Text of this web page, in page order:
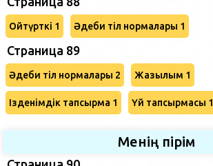
Ойтүрткі 1 Әдеби тіл нормалары 1
Страница 89
Әдеби тіл нормалары 2 Жазылым 1
Ізденімдік тапсырма 1 Үй тапсырмасы 1
Менің пірім